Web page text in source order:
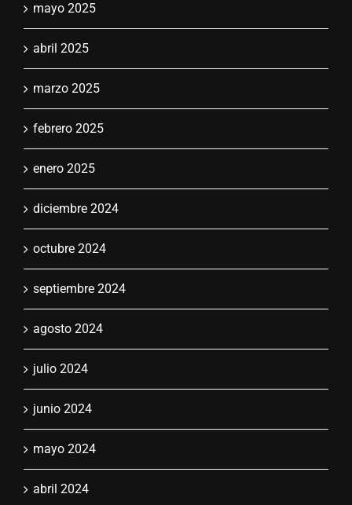
mayo 2025
abril 2025
marzo 2025
febrero 2025
enero 2025
diciembre 2024
octubre 2024
septiembre 2024
agosto 2024
julio 2024
junio 2024
mayo 2024
abril 2024